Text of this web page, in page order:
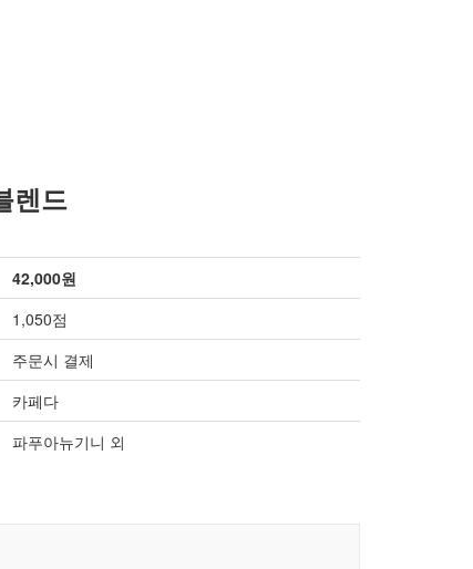
렌드
42,000원
1,050점
주문시 결제
카페다
파푸아뉴기니 외